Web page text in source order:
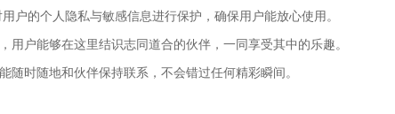
户的个人隐私与敏感信息进行保护，确保用户能放心使用。
户能够在这里结识志同道合的伙伴，一同享受其中的乐趣。
时随地和伙伴保持联系，不会错过任何精彩瞬间。